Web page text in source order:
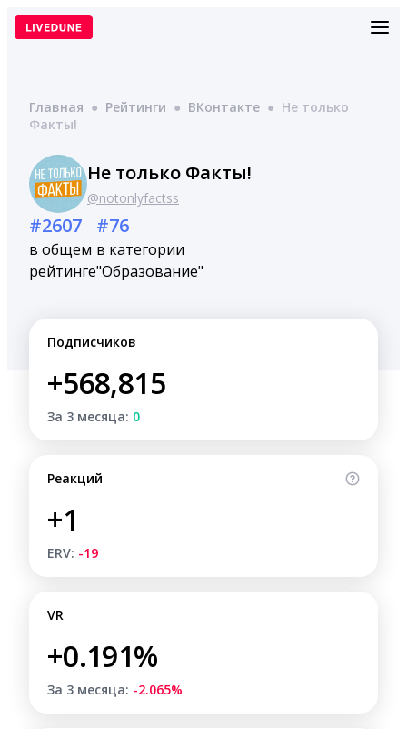
Перейти
Главная ● Рейтинги ● ВКонтакте ● Не только
Факты!
Не только Факты!
@notonlyfactss
#2607
в общем
рейтинге
#76
в категории
"Образование"
Подписчиков
+568,815
За 3 месяца: 0
Реакций
+1
ERV: -19
VR
+0.191%
За 3 месяца: -2.065%